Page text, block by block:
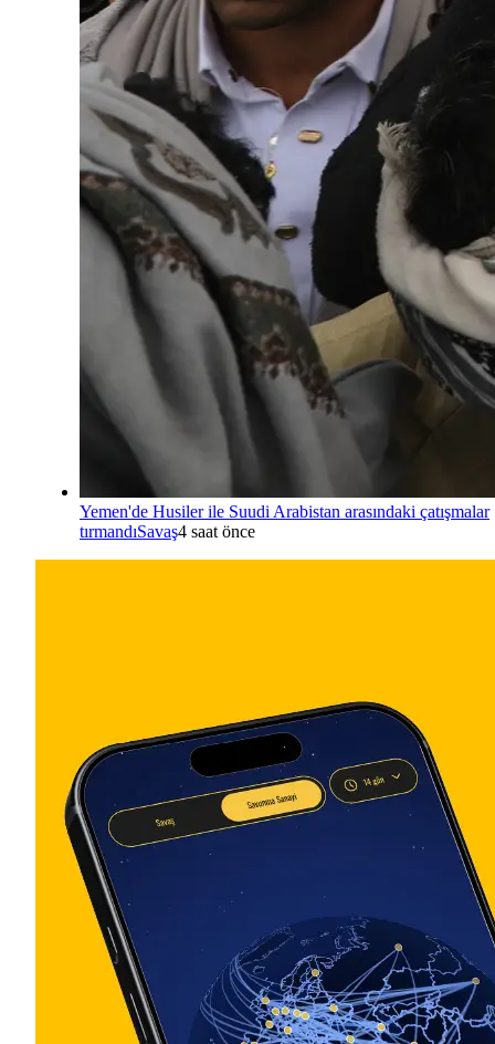
Yemen'de Husiler ile Suudi Arabistan arasındaki çatışmalar
tırmandıSavaş4 saat önce